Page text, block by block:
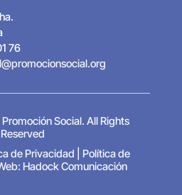
76
Social. All Rights
Reserved
de Privacidad
Política de
Hadock Comunicación